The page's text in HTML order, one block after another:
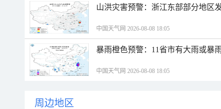
山洪灾害预警：浙江东部部分地区
中国天气网 2026-08-08 18:05
暴雨橙色预警：11省市有大雨或暴
中国天气网 2026-08-08 18:05
周边地区